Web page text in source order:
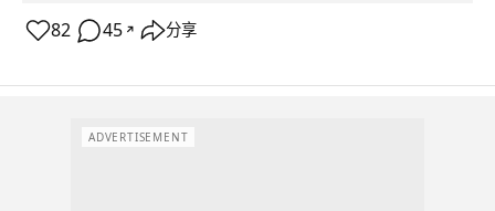
82 45 ↗ 分享
ADVERTISEMENT